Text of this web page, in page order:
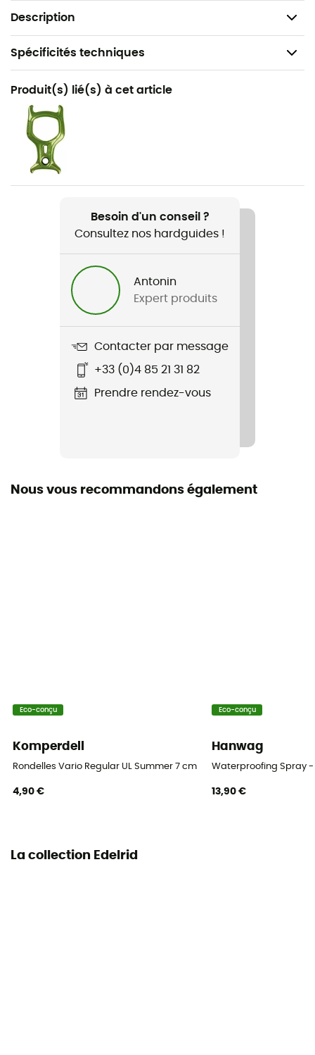
Description
Poids : 780 g
Spécificités techniques
Recommandé pour
Canyoning
Poids
780 g
Nom du produit
Produit(s) lié(s) à cet article
Besoin d'un conseil ?
Consultez nos hardguides !
Antonin
Expert produits
Contacter par message
+33 (0)4 85 21 31 82
Prendre rendez-vous
Nous vous recommandons également
Eco-conçu
Komperdell
Rondelles Vario Regular UL Summer 7 cm Blister
4,90 €
Eco-conçu
Hanwag
Waterproofing Spray
13,90 €
La collection Edelrid